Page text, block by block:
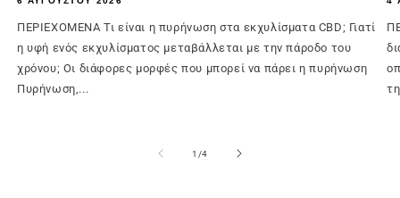
ΠΕΡΙΕΧΟΜΕΝΑ Τι είναι η πυρήνωση στα εκχυλίσματα CBD; Γιατί
η υφή ενός εκχυλίσματος μεταβάλλεται με την πάροδο του
χρόνου; Οι διάφορες μορφές που μπορεί να πάρει η πυρήνωση
Πυρήνωση,...
1 /του
4